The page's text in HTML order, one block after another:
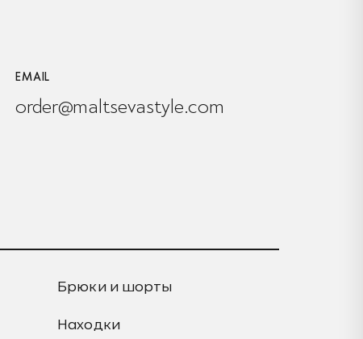
EMAIL
order@maltsevastyle.com
Брюки и шорты
Находки